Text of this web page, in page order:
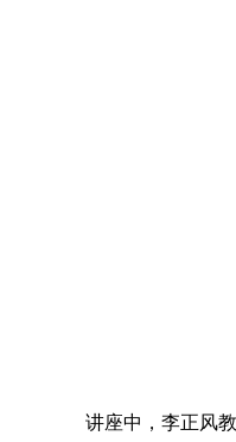
讲座中，李正风教